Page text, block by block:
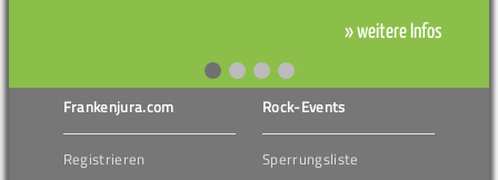
» weitere Infos
Frankenjura.com
Registrieren
Rock-Events
Sperrungsliste